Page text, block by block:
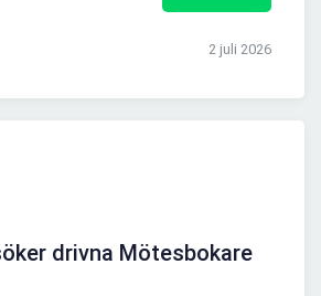
2 juli 2026
drivna Mötesbokare